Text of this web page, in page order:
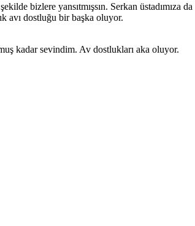
bizlere yansıtmışsın. Serkan üstadımıza
avı dostluğu bir başka oluyor.
kadar sevindim. Av dostlukları aka oluyor.